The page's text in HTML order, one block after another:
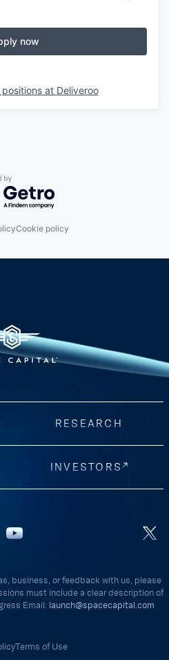
now
positions at Deliveroo
by Getro.com
Cookie policy
RESEARCH
INVESTORS
business, or feedback with us, please
must include a clear description of
Email: launch@spacecapital.com
Terms of Use